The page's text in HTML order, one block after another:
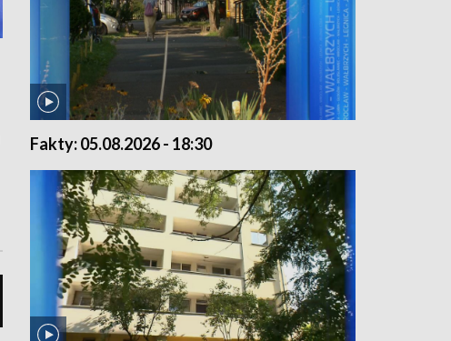
Fakty: 05.08.2026 - 18:30